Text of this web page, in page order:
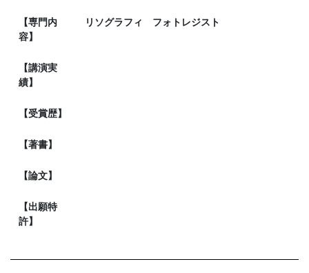
【専門内
容】
リソグラフィ フォトレジスト
【講演実
績】
【受賞歴】
【著書】
【論文】
【出願特
許】